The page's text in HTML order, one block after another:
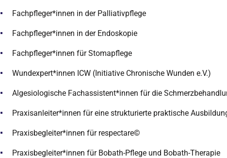
Fachpfleger*innen in der Palliativpflege
Fachpfleger*innen in der Endoskopie
Fachpfleger*innen für Stomapflege
Wundexpert*innen ICW (Initiative Chronische Wunden e.V.)
Algesiologische Fachassistent*innen für die
Praxisanleiter*innen für eine strukturierte praktische
Praxisbegleiter*innen für respectare©
Praxisbegleiter*innen für Bobath-Pflege und Bobath-Therapie